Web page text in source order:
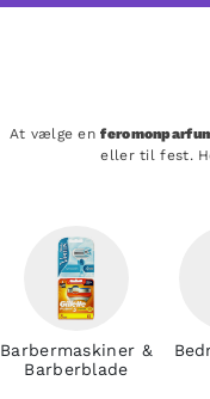
At vælge en
eller til fest.
Barbermaskiner &
Barberblade